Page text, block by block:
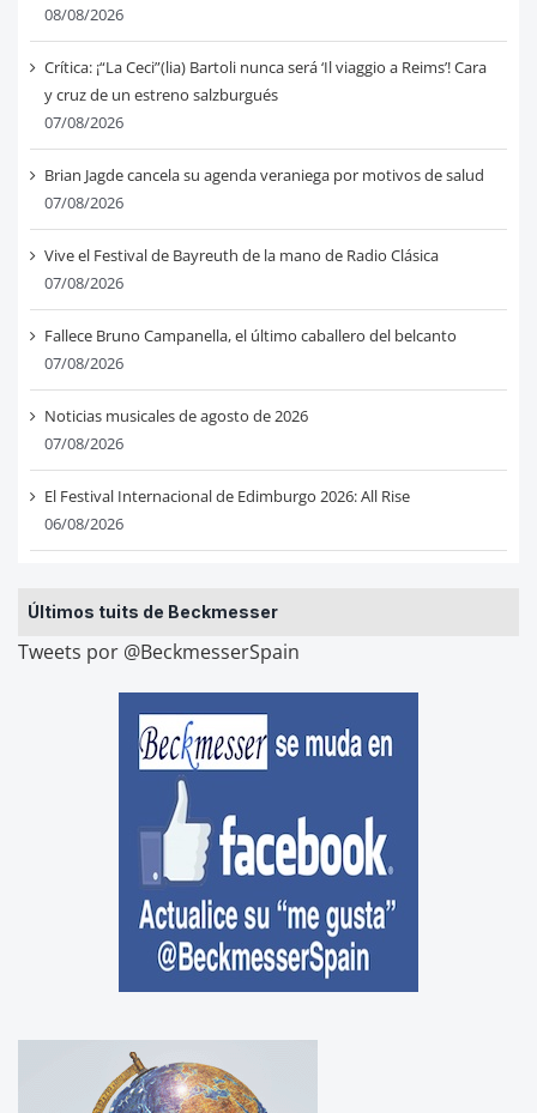
08/08/2026
Crítica: ¡“La Ceci”(lia) Bartoli nunca será ‘Il viaggio a Reims’! Cara
y cruz de un estreno salzburgués
07/08/2026
Brian Jagde cancela su agenda veraniega por motivos de salud
07/08/2026
Vive el Festival de Bayreuth de la mano de Radio Clásica
07/08/2026
Fallece Bruno Campanella, el último caballero del belcanto
07/08/2026
Noticias musicales de agosto de 2026
07/08/2026
El Festival Internacional de Edimburgo 2026: All Rise
06/08/2026
Últimos tuits de Beckmesser
Tweets por @BeckmesserSpain